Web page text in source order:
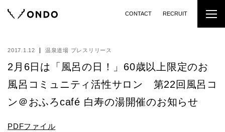
CONTACT RECRUIT
2017.1.12 温泉道場 プレスリリース
2月6日は「風呂の日！」60歳以上限定のお
風呂コミュニティ活性サロン 第22回風呂コ
ン＠おふろcafé 白寿の湯開催のお知らせ
PDFファイル